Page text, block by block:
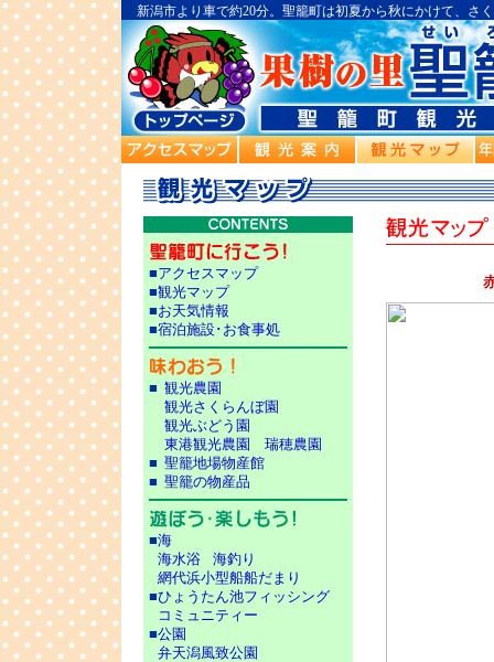
新潟市より車で約20分。聖籠町は初夏から秋にかけて、さ
■アクセスマップ
■観光マップ
■お天気情報
■宿泊施設･お食事処
■ 観光農園
観光さくらんぼ園
観光ぶどう園
東港観光農園
瑞穂農園
■ 聖籠地場物産館
■ 聖籠の物産品
■海
海水浴
海釣り
網代浜小型船船だまり
■ひょうたん池フィッシング
コミュニティー
■公園
弁天潟風致公園